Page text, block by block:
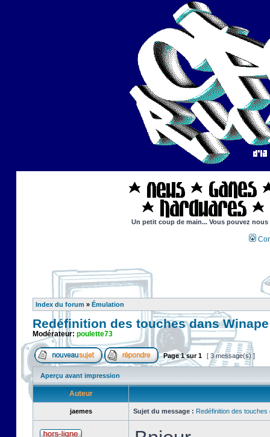
Un petit coup de main... Vous pouvez
Index du forum » Émulation
Redéfinition des touches dans Winape
Modérateur: poulette73
Page1sur1 [ 3 message(s) ]
Aperçu avant impression
Auteur
jaemes Sujet du message : Redéfinition des touches